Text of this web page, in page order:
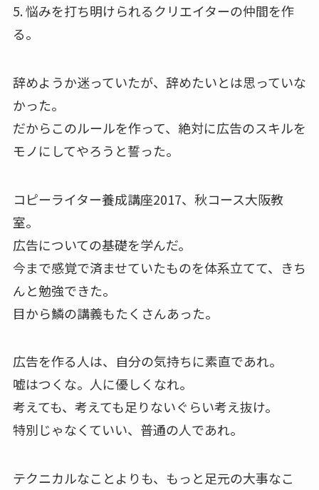
5. 悩みを打ち明けられるクリエイターの仲間を作
る。
辞めようか迷っていたが、辞めたいとは思っていな
かった。
だからこのルールを作って、絶対に広告のスキルを
モノにしてやろうと誓った。
コピーライター養成講座2017、秋コース大阪教
室。
広告についての基礎を学んだ。
今まで感覚で済ませていたものを体系立てて、きち
んと勉強できた。
目から鱗の講義もたくさんあった。
広告を作る人は、自分の気持ちに素直であれ。
嘘はつくな。人に優しくなれ。
考えても、考えても足りないぐらい考え抜け。
特別じゃなくていい、普通の人であれ。
テクニカルなことよりも、もっと足元の大事なこ